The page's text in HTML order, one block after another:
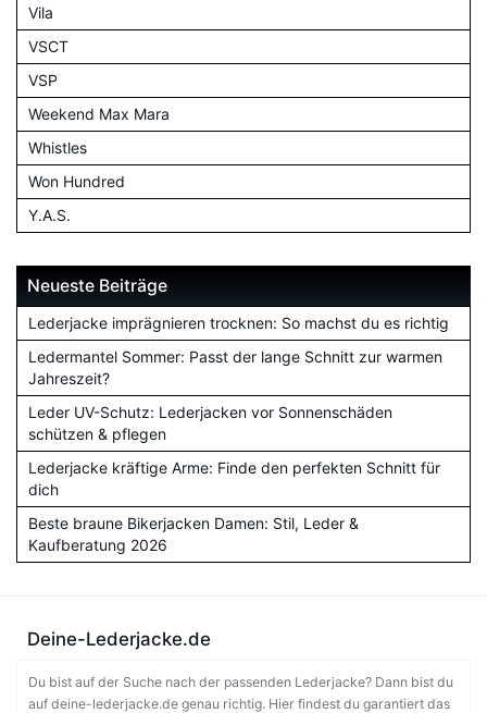
Vila
VSCT
VSP
Weekend Max Mara
Whistles
Won Hundred
Y.A.S.
Neueste Beiträge
Lederjacke imprägnieren trocknen: So machst du es richtig
Ledermantel Sommer: Passt der lange Schnitt zur warmen
Jahreszeit?
Leder UV-Schutz: Lederjacken vor Sonnenschäden
schützen & pflegen
Lederjacke kräftige Arme: Finde den perfekten Schnitt für
dich
Beste braune Bikerjacken Damen: Stil, Leder &
Kaufberatung 2026
Deine-Lederjacke.de
Du bist auf der Suche nach der passenden Lederjacke? Dann bist du
auf deine-lederjacke.de genau richtig. Hier findest du garantiert das